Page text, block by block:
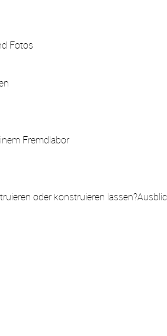
Fotos
Fremdlabor
oder konstruieren